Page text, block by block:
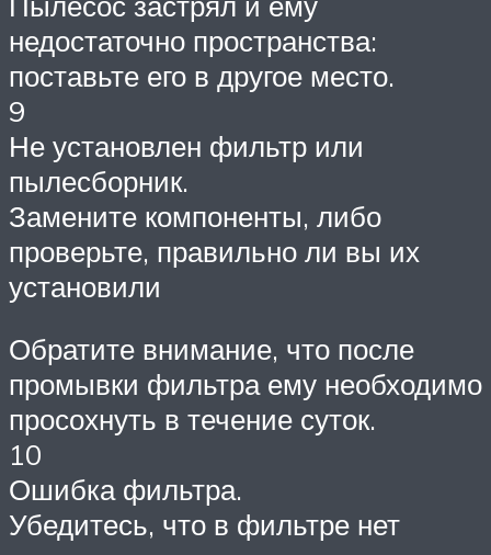
недостаточно пространства:
поставьте его в другое место.
9
Не установлен фильтр или
пылесборник.
Замените компоненты, либо
проверьте, правильно ли вы их
установили
Обратите внимание, что после
промывки фильтра ему необходимо
просохнуть в течение суток.
10
Ошибка фильтра.
Убедитесь, что в фильтре нет